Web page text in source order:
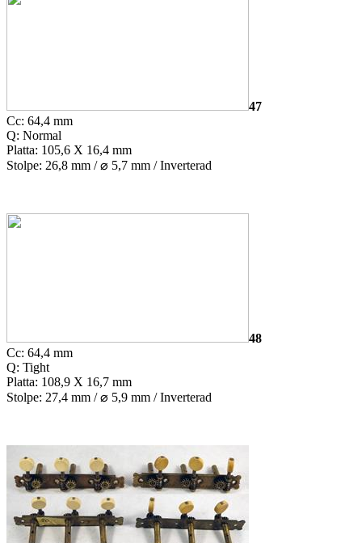
47
Cc: 64,4 mm
Q: Normal
Platta: 105,6 X 16,4 mm
Stolpe: 26,8 mm /⌀ 5,7 mm / Inverterad
48
Cc: 64,4 mm
Q: Tight
Platta: 108,9 X 16,7 mm
Stolpe: 27,4 mm /⌀ 5,9 mm / Inverterad